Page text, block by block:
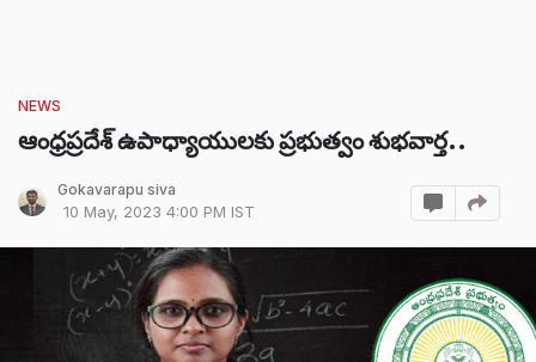
NEWS
ఆంధ్రప్రదేశ్ ఉపాధ్యాయులకు ప్రభుత్వం శుభవార్త..
Gokavarapu siva
10 May, 2023 4:00 PM IST